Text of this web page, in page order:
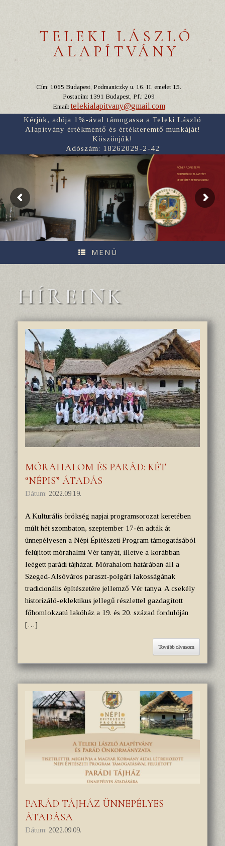
TELEKI LÁSZLÓ
ALAPÍTVÁNY
Cím: 1065 Budapest, Podmaniczky u. 16. II. emelet 15.
Postacím: 1391 Budapest, Pf.: 209
Email:telekialapitvany@gmail.com
Kérjük, adója 1%-ával támogassa a Teleki László
Alapítvány értékmentő és értékteremtő munkáját!
Köszönjük!
Adószám: 18262029-2-42
RÓMER FLÓRIS TERV
BORSI RÁKÓCZI-KASTÉLY
NÉPI ÉPÍTÉSZETI PROGRAM
MENÜ
HÍREINK
MÓRAHALOM ÉS PARÁD: KÉT
“NÉPIS” ÁTADÁS
Dátum: 2022.09.19.
A Kulturális örökség napjai programsorozat keretében
múlt hét szombaton, szeptember 17-én adták át
ünnepélyesen a Népi Építészeti Program támogatásából
felújított mórahalmi Vér tanyát, illetve a korábban
leégett parádi tájházat. Mórahalom határában áll a
Szeged-Alsóváros paraszt-polgári lakosságának
tradicionális építészetére jellemző Vér tanya. A csekély
historizáló-eklektikus jellegű részlettel gazdagított
főhomlokzatú lakóház a 19. és 20. század fordulóján
[…]
Tovább olvasom
PARÁD TÁJHÁZ ÜNNEPÉLYES
ÁTADÁSA
Dátum: 2022.09.09.